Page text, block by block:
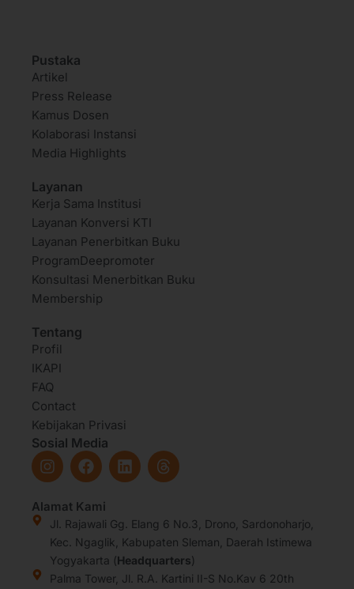
Pustaka
Artikel
Press Release
Kamus Dosen
Kolaborasi Instansi
Media Highlights
Layanan
Kerja Sama Institusi
Layanan Konversi KTI
Layanan Penerbitkan Buku
ProgramDeepromoter
Konsultasi Menerbitkan Buku
Membership
Tentang
Profil
IKAPI
FAQ
Contact
Kebijakan Privasi
Sosial Media
I
n
t
a
g
r
a
m
F
a
e
b
o
o
k
L
i
e
d
i
n
T
h
a
d
s
Alamat Kami
Jl. Rajawali Gg. Elang 6 No.3, Drono, Sardonoharjo,
Kec. Ngaglik, Kabupaten Sleman, Daerah Istimewa
Yogyakarta (Headquarters)
Palma Tower, Jl. R.A. Kartini II-S No.Kav 6 20th